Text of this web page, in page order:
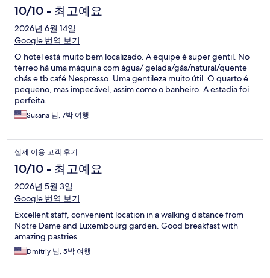
10/10 - 최고예요
2026년 6월 14일
Google 번역 보기
O hotel está muito bem localizado. A equipe é super gentil. No
térreo há uma máquina com água/ gelada/gás/natural/quente
chás e tb café Nespresso. Uma gentileza muito útil. O quarto é
pequeno, mas impecável, assim como o banheiro. A estadia foi
perfeita.
Susana 님, 7박 여행
실제 이용 고객 후기
10/10 - 최고예요
2026년 5월 3일
Google 번역 보기
Excellent staff, convenient location in a walking distance from
Notre Dame and Luxembourg garden. Good breakfast with
amazing pastries
Dmitriy 님, 5박 여행